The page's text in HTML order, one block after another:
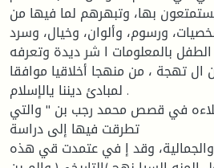
بها، وتبهرهم لما فيها من
ورسوم، وألوان، وخيال، وسرد
بالمعلومات ا شر ديدة وتعرفه
ال تهجة ، من منهجا أخلاقيا موافقا
لمبادئ ديننا يالإسلام .
في قصص محمد رجب بن " والتي
تطرقت فيها إلى دراسة
والجمالية، وقد إ في عتمدت قي هذه